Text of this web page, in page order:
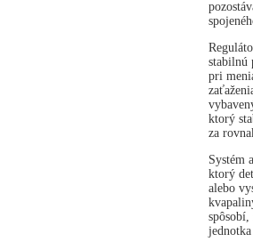
stabilnú
pri
ktorý
za
Systém
ktorý
alebo
spôsobí,